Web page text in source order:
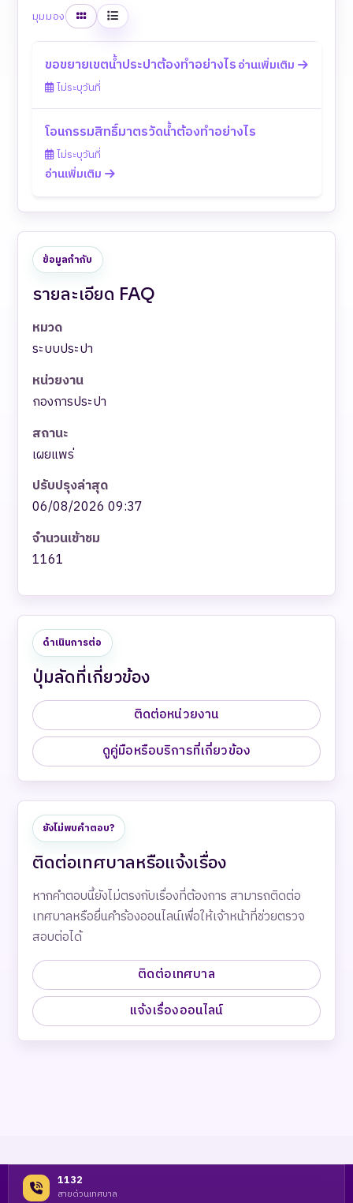
มุมมอง ตารางรายการ
ขอขยายเขตน้ำประปาต้องทำอย่างไร
ไม่ระบุวันที่
อ่านเพิ่มเติม
โอนกรรมสิทธิ์มาตรวัดน้ำต้องทำอย่างไร
ไม่ระบุวันที่
อ่านเพิ่มเติม
ข้อมูลกำกับ
รายละเอียด FAQ
หมวด
ระบบประปา
หน่วยงาน
กองการประปา
สถานะ
เผยแพร่
ปรับปรุงล่าสุด
06/08/2026 09:37
จำนวนเข้าชม
1161
ดำเนินการต่อ
ปุ่มลัดที่เกี่ยวข้อง
ติดต่อหน่วยงาน
ดูคู่มือหรือบริการที่เกี่ยวข้อง
ยังไม่พบคำตอบ?
ติดต่อเทศบาลหรือแจ้งเรื่อง
หากคำตอบนี้ยังไม่ตรงกับเรื่องที่ต้องการ สามารถติดต่อ
เทศบาลหรือยื่นคำร้องออนไลน์เพื่อให้เจ้าหน้าที่ช่วยตรวจ
สอบต่อได้
ติดต่อเทศบาล
แจ้งเรื่องออนไลน์
1132
สายด่วนเทศบาล